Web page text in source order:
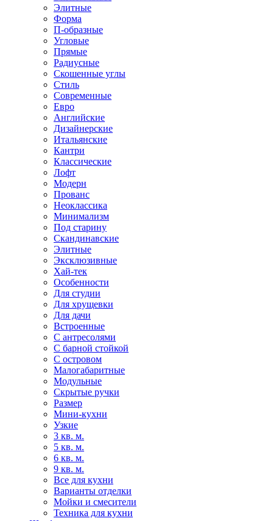
Элитные
Форма
П-образные
Угловые
Прямые
Радиусные
Скошенные углы
Стиль
Современные
Евро
Английские
Дизайнерские
Итальянские
Кантри
Классические
Лофт
Модерн
Прованс
Неоклассика
Минимализм
Под старину
Скандинавские
Элитные
Эксклюзивные
Хай-тек
Особенности
Для студии
Для хрущевки
Для дачи
Встроенные
С антресолями
С барной стойкой
С островом
Малогабаритные
Модульные
Скрытые ручки
Размер
Мини-кухни
Узкие
3 кв. м.
5 кв. м.
6 кв. м.
9 кв. м.
Все для кухни
Варианты отделки
Мойки и смесители
Техника для кухни